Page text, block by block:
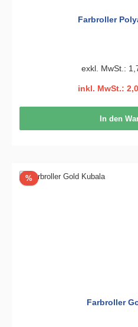
Farbroller
exkl. MwSt.:
inkl. MwSt.:
In den
%Rabatt
Farbroller